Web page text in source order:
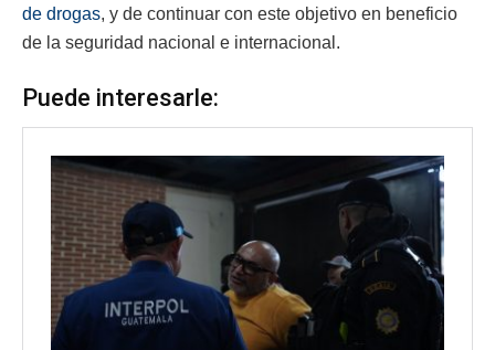
de drogas, y de continuar con este objetivo en beneficio
de la seguridad nacional e internacional.
Puede interesarle: